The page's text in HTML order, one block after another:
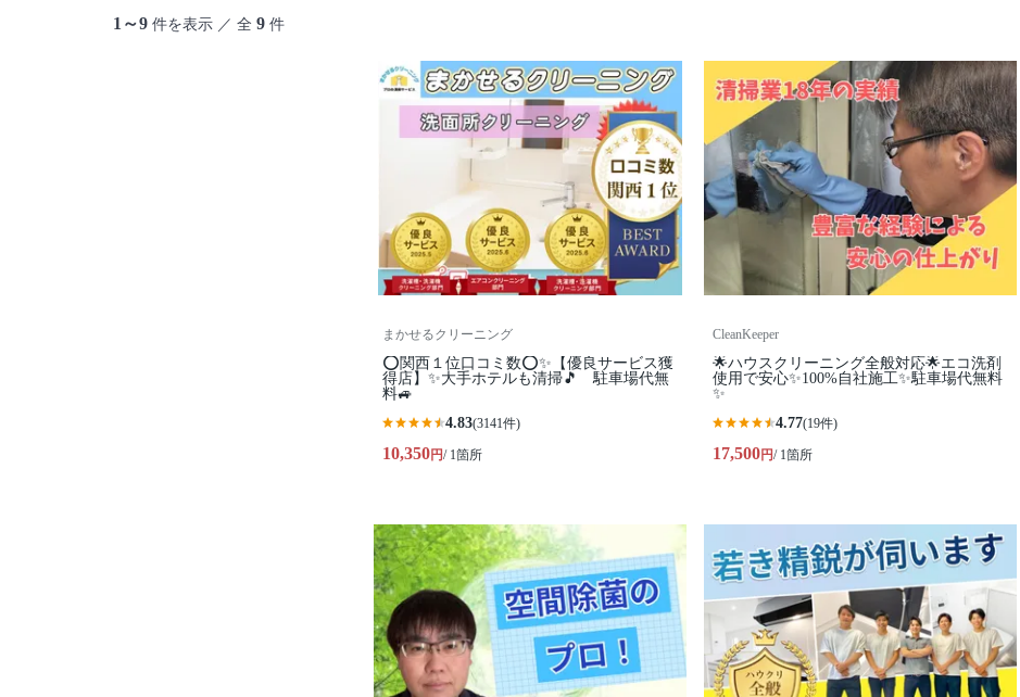
1～9 件を表示 ／ 全 9 件
まかせるクリーニング
⭕関西１位口コミ数⭕✨【優良サービス獲
得店】✨大手ホテルも清掃🎵 駐車場代無
料🚙
4.83(3141件)
10,350円/ 1箇所
CleanKeeper
🌟ハウスクリーニング全般対応🌟エコ洗剤
使用で安心✨100%自社施工✨駐車場代無料
✨
4.77(19件)
17,500円/ 1箇所